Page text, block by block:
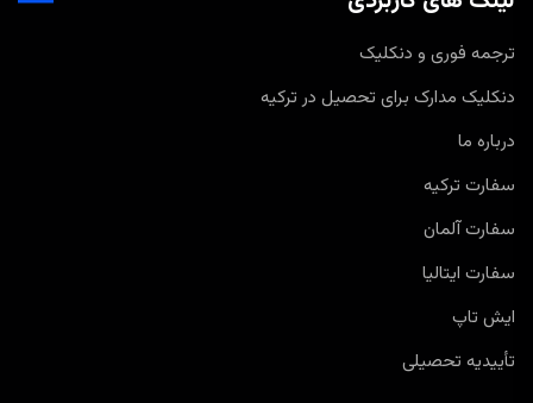
ترجمه فوری و دنکلیک
دنکلیک مدارک برای تحصیل در ترکیه
درباره ما
سفارت ترکیه
سفارت آلمان
سفارت ایتالیا
ایش تاپ
تأییدیه تحصیلی